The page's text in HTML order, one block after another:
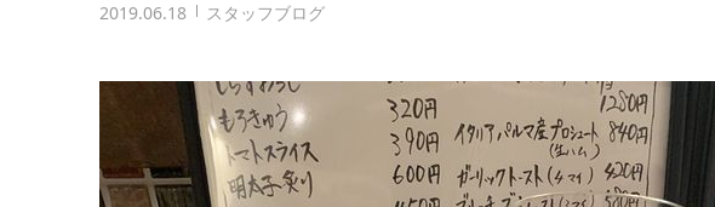
2019.06.18 スタッフブログ